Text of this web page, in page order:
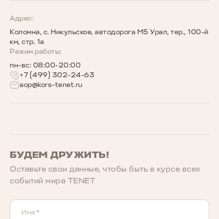
Программы страхования
Запись на сервис
Сообщество владельцев TENET
Беговое сообщество TENET
БУДЕМ ДРУЖИТЬ!
Оставьте свои данные, чтобы быть в курcе всех
событий мира TENET
Имя*
Адрес:
Коломна, с. Никульское, автодорога М5 Урал, тер., 100-й
км, стр. 1а
Режим работы:
пн-вс: 08:00-20:00
+7 (499) 302-24-63
aop@kors-tenet.ru